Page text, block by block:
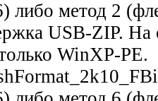
либо метод 2
USB-ZIP. На
WinXP-PE.